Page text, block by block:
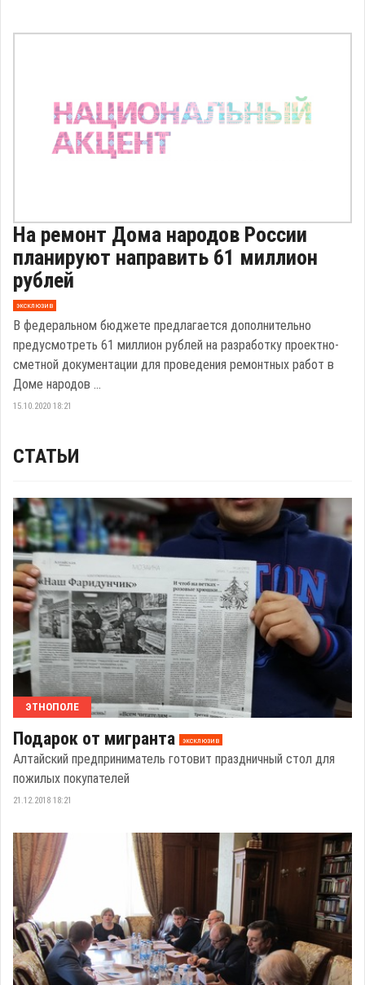
На ремонт Дома народов России
планируют направить 61 миллион
рублей
эксклюзив
В федеральном бюджете предлагается дополнительно
предусмотреть 61 миллион рублей на разработку проектно-
сметной документации для проведения ремонтных работ в
Доме народов ...
15.10.2020 18:21
СТАТЬИ
ЭТНОПОЛЕ
Подарок от мигранта эксклюзив
Алтайский предприниматель готовит праздничный стол для
пожилых покупателей
21.12.2018 18:21